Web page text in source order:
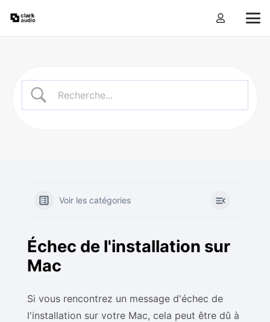
Voir les catégories
Échec de l'installation sur
Mac
Si vous rencontrez un message d'échec de
l'installation sur votre Mac, cela peut être dû à